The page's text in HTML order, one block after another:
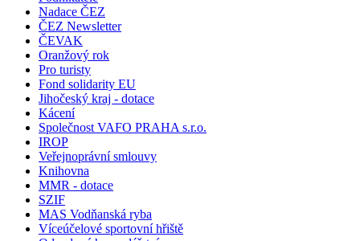
Nadace ČEZ
ČEZ Newsletter
ČEVAK
Oranžový rok
Pro turisty
Fond solidarity EU
Jihočeský kraj - dotace
Kácení
Společnost VAFO PRAHA s.r.o.
IROP
Veřejnoprávní smlouvy
Knihovna
MMR - dotace
SZIF
MAS Vodňanská ryba
Víceúčelové sportovní hřiště